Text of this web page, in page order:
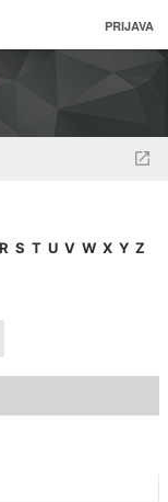
PRIJAVA
R S T U V W X Y Z